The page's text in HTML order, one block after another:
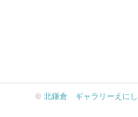
© 北鎌倉 ギャラリーえにし